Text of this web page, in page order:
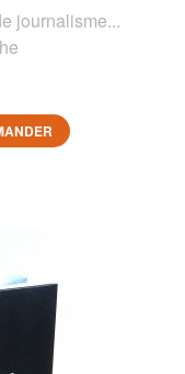
journalisme...